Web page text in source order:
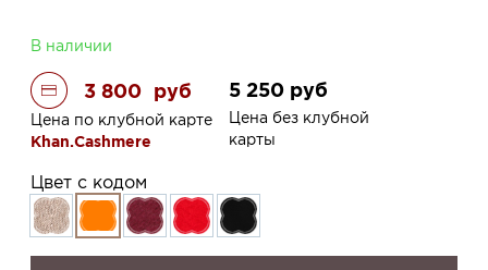
В наличии
3 800 руб
Цена по клубной карте
Khan.Cashmere
5 250 руб
Цена без клубной
карты
Цвет с кодом